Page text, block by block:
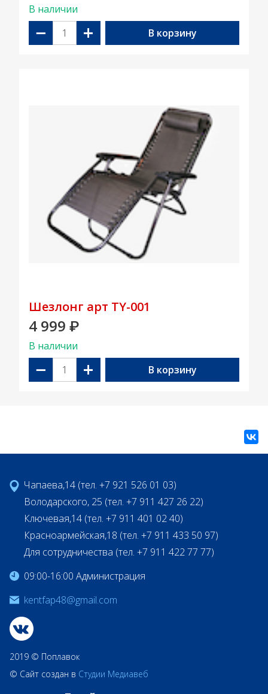
В наличии
− + В корзину
Шезлонг арт TY-001
4 999 ₽
В наличии
− + В корзину
Чапаева,14 (тел. +7 921 526 01 03)
Володарского, 25 (тел. +7 911 427 26 22)
Ключевая,14 (тел. +7 911 401 02 40)
Красноармейская,18 (тел. +7 911 433 50 97)
Для сотрудничества (тел. +7 911 422 77 77)
09:00-16:00 Администрация
kentfap48@gmail.com
2019 © Поплавок
© Сайт создан в Студии Медиавеб